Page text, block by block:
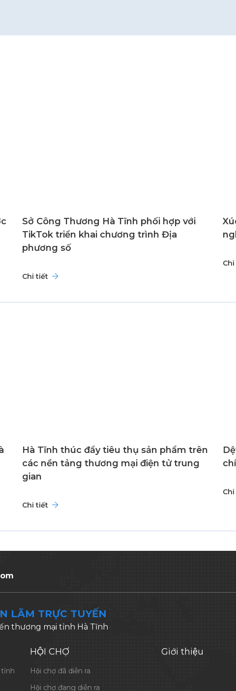
Sở Công Thương Hà Tĩnh phối hợp với
TikTok triển khai chương trình Địa
phương số
Chi tiết
Hà Tĩnh thúc đẩy tiêu thụ sản phẩm trên
các nền tảng thương mại điện tử trung
gian
Chi tiết
LÃM TRỰC TUYẾN
thương mại tỉnh Hà Tĩnh
tỉnh
HỘI CHỢ
Hội chợ đã diễn ra
Hội chợ đang diễn ra
Giới thiệu